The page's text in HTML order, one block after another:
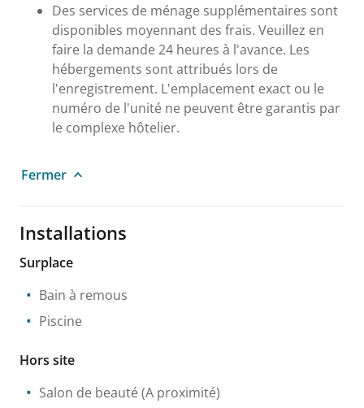
Des services de ménage supplémentaires sont
disponibles moyennant des frais. Veuillez en
faire la demande 24 heures à l'avance. Les
hébergements sont attribués lors de
l'enregistrement. L'emplacement exact ou le
numéro de l'unité ne peuvent être garantis par
le complexe hôtelier.
Fermer
Installations
Surplace
Bain à remous
Piscine
Hors site
Salon de beauté (A proximité)